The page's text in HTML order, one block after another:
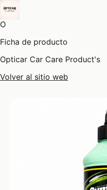
O
Ficha de producto
Opticar Car Care Product's
Volver al sitio web